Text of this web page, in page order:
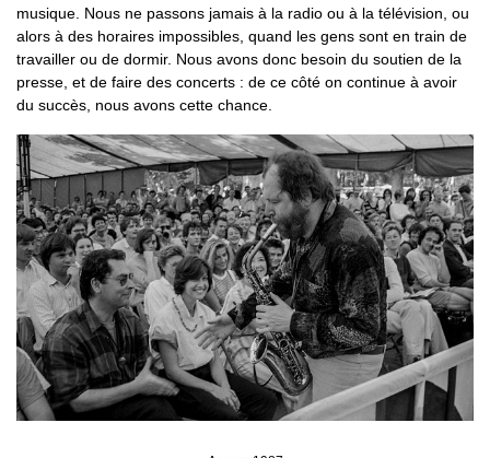
musique. Nous ne passons jamais à la radio ou à la télévision, ou
alors à des horaires impossibles, quand les gens sont en train de
travailler ou de dormir. Nous avons donc besoin du soutien de la
presse, et de faire des concerts : de ce côté on continue à avoir
du succès, nous avons cette chance.